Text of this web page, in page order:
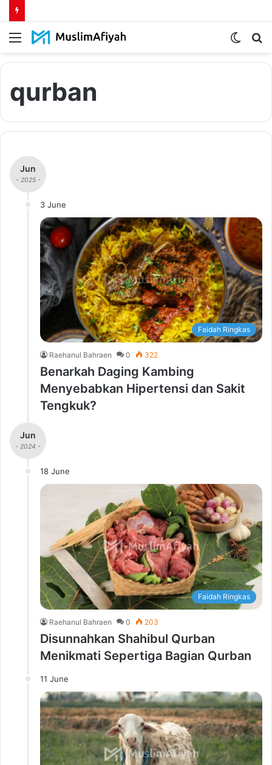
Menu
Switch
qurban
Jun
- 2025 -
3 June
Faidah Ringkas
Raehanul Bahraen 0 322
Benarkah Daging Kambing
Menyebabkan Hipertensi dan Sakit
Tengkuk?
Jun
- 2024 -
18 June
Faidah Ringkas
Raehanul Bahraen 0 203
Disunnahkan Shahibul Qurban
Menikmati Sepertiga Bagian Qurban
11 June